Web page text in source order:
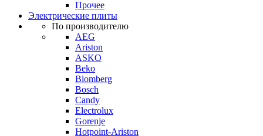
Прочее
Электрические плиты
По производителю
AEG
Ariston
ASKO
Beko
Blomberg
Bosch
Candy
Electrolux
Gorenje
Hotpoint-Ariston